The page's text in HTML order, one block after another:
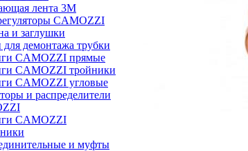
лента 3М
CAMOZZI
и заглушки
демонтажа трубки
CAMOZZI прямые
CAMOZZI тройники
CAMOZZI угловые
и распределители
CAMOZZI
и муфты